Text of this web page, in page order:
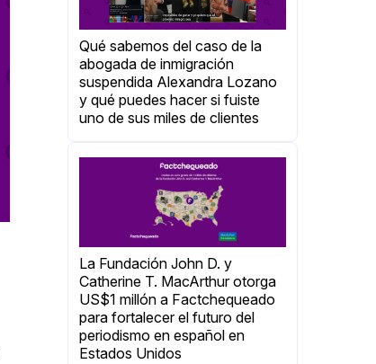
Qué sabemos del caso de la
abogada de inmigración
suspendida Alexandra Lozano
y qué puedes hacer si fuiste
uno de sus miles de clientes
La Fundación John D. y
Catherine T. MacArthur otorga
US$1 millón a Factchequeado
para fortalecer el futuro del
periodismo en español en
Estados Unidos